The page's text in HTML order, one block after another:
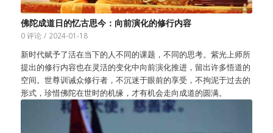
佛陀成道日的忆古思今：向前演化的修行内容
0 评论 / 2024-01-18
新时代赋予了活在当下的人不同的课题，不同的思考。紫光上师所
提出的修行内容也在灵活的变化中向前演化推进，留出许多悟道的
空间。世尊训诫众修行者，不沉迷于眼前的享受，不拘泥于过去的
形式，珍惜佛陀在世时的机缘，才有机会走向成道的圆满。